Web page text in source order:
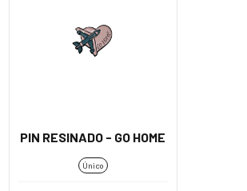
PIN RESINADO - GO HOME
Único